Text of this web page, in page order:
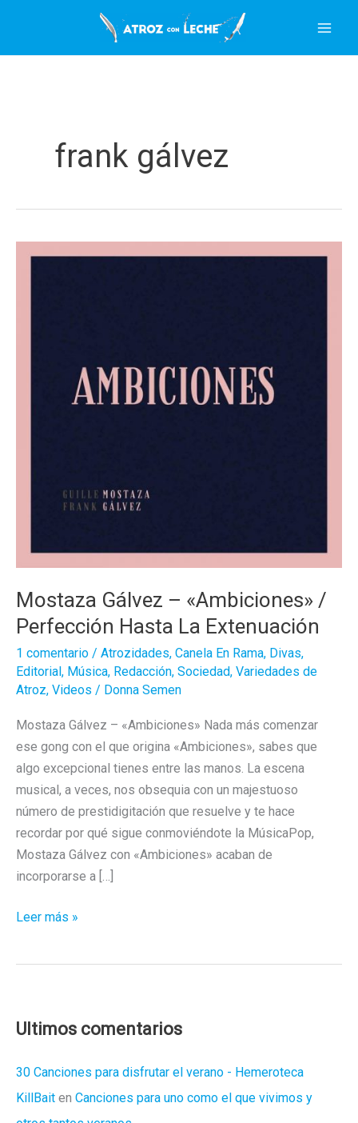
contenido
frank gálvez
Mostaza Gálvez – «Ambiciones» /
Perfección Hasta La Extenuación
1 comentario / Atrozidades, Canela En Rama, Divas,
Editorial , Música, Redacción, Sociedad, Variedades de
Atroz, Videos / Donna Semen
Mostaza Gálvez – «Ambiciones» Nada más comenzar
ese gong con el que origina «Ambiciones», sabes que
algo excepcional tienes entre las manos. La escena
musical, a veces, nos obsequia con un majestuoso
número de prestidigitación que resuelve y te hace
recordar por qué sigue conmoviéndote la MúsicaPop,
Mostaza Gálvez con «Ambiciones» acaban de
incorporarse a […]
Mostaza
Perfección
La
Extenuación
Leer más »
Ultimos comentarios
30 Canciones para disfrutar el verano - Hemeroteca
KillBait en Canciones para uno como el que vivimos y